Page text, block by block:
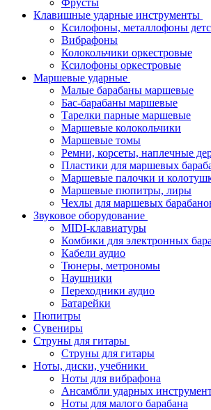
Фрусты
Клавишные ударные инструменты
Ксилофоны, металлофоны
Вибрафоны
Колокольчики оркестровые
Ксилофоны оркестровые
Маршевые ударные
Малые барабаны маршевые
Бас-барабаны маршевые
Тарелки парные маршевые
Маршевые колокольчики
Маршевые томы
Ремни, корсеты, наплечные
Пластики для маршевых
Маршевые палочки и
Маршевые пюпитры, лиры
Чехлы для маршевых
Звуковое оборудование
MIDI-клавиатуры
Комбики для электронных
Кабели аудио
Тюнеры, метрономы
Наушники
Переходники аудио
Батарейки
Пюпитры
Сувениры
Струны для гитары
Струны для гитары
Ноты, диски, учебники
Ноты для вибрафона
Ансамбли ударных
Ноты для малого барабана